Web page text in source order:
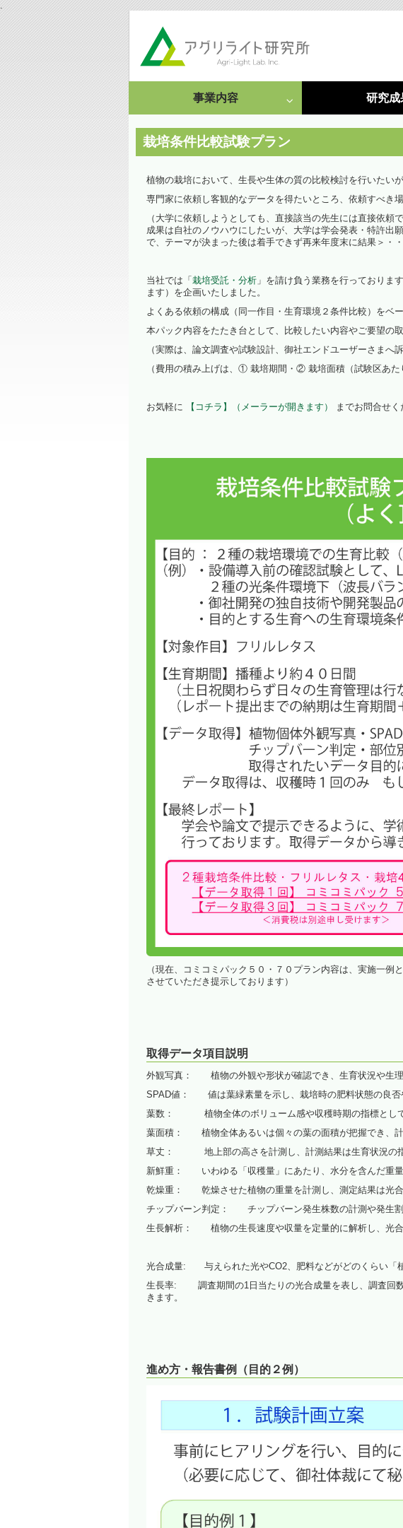
.
事業内容
受託研究・依頼事例
情報集約・文献調査
依頼事例
光害コンサ
啓発活
研究成
成果発表 特許
栽培条件比較試験プラン
植物の栽培において、生長や生体の質の比較検討を行いたいが
専門家に依頼し客観的なデータを得たいところ、依頼すべき
（大学に依頼しようとしても、直接該当の先生には直接依
成果は自社のノウハウにしたいが、大学は学会発表・特許出
で、テーマが決まった後は着手できず再来年度末に結果＞・
当社では「 栽培受託・分析 」を請け負う業務を行っておりま
ます）を企画いたしました。
よくある依頼の構成（同一作目・生育環境２条件比較）をベ
本パック内容をたたき台として、比較したい内容やご要望の
（実際は、論文調査や試験設計、御社エンドユーザーさま
（費用の積み上げは、① 栽培期間・② 栽培面積（試験区あ
お気軽に 【コチラ】（メーラーが開きます） までお問合せく
（現在、コミコミパック５０・７０プラン内容は、実施一
させていただき提示しております）
取得データ項目説明
外観写真： 植物の外観や形状が確認でき、生育状況や生理
SPAD値： 値は葉緑素量を示し、栽培時の肥料状態の良否
葉数： 植物全体のボリューム感や収穫時期の指標として
葉面積： 植物全体あるいは個々の葉の面積が把握でき、計
草丈： 地上部の高さを計測し、計測結果は生育状況の指
新鮮重： いわゆる「収穫量」にあたり、水分を含んだ重量
乾燥重： 乾燥させた植物の重量を計測し、測定結果は光合
チップバーン判定： チップバーン発生株数の計測や発生割
生長解析： 植物の生長速度や収量を定量的に解析し、光合
光合成量: 与えられた光やCO2、肥料などがどのくらい「
生長率: 調査期間の1日当たりの光合成量を表し、調査回数
きます。
進め方・報告書例（目的２例）